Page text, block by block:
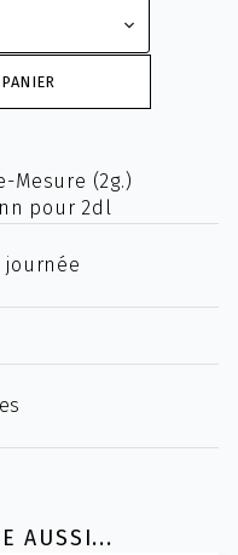
Mesure (2g.)
pour 2dl
journée
AUSSI...